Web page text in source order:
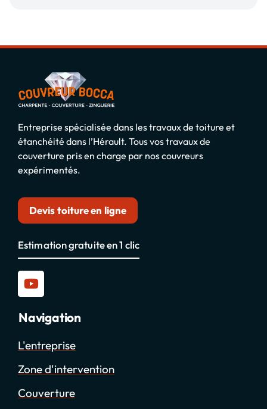
Entreprise spécialisée dans les travaux de toiture et
étanchéité dans l’Hérault. Tous vos travaux de
couverture pris en charge par nos couvreurs
expérimentés.
Devis toiture en ligne
Estimation gratuite en 1 clic
Navigation
L'entreprise
Zone d'intervention
Couverture